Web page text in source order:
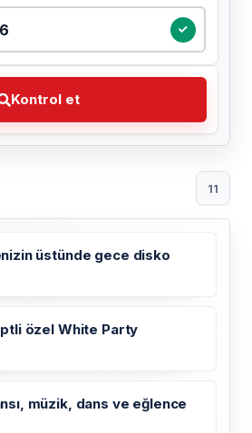
Kontrol et
tarihi seçin
11
üstünde gece disko
özel White Party
müzik, dans ve eğlence